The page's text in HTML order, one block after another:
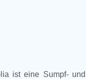
ist eine Sumpf- und